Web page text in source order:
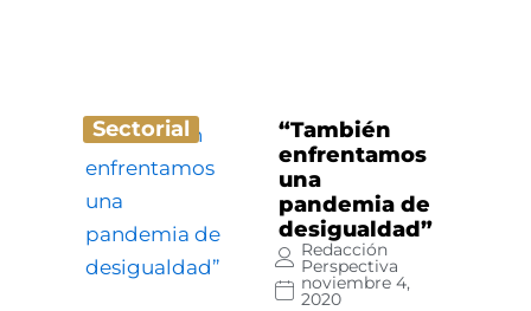
Sectorial
“También
enfrentamos
una
pandemia de
desigualdad”
Redacción
Perspectiva
noviembre 4,
2020